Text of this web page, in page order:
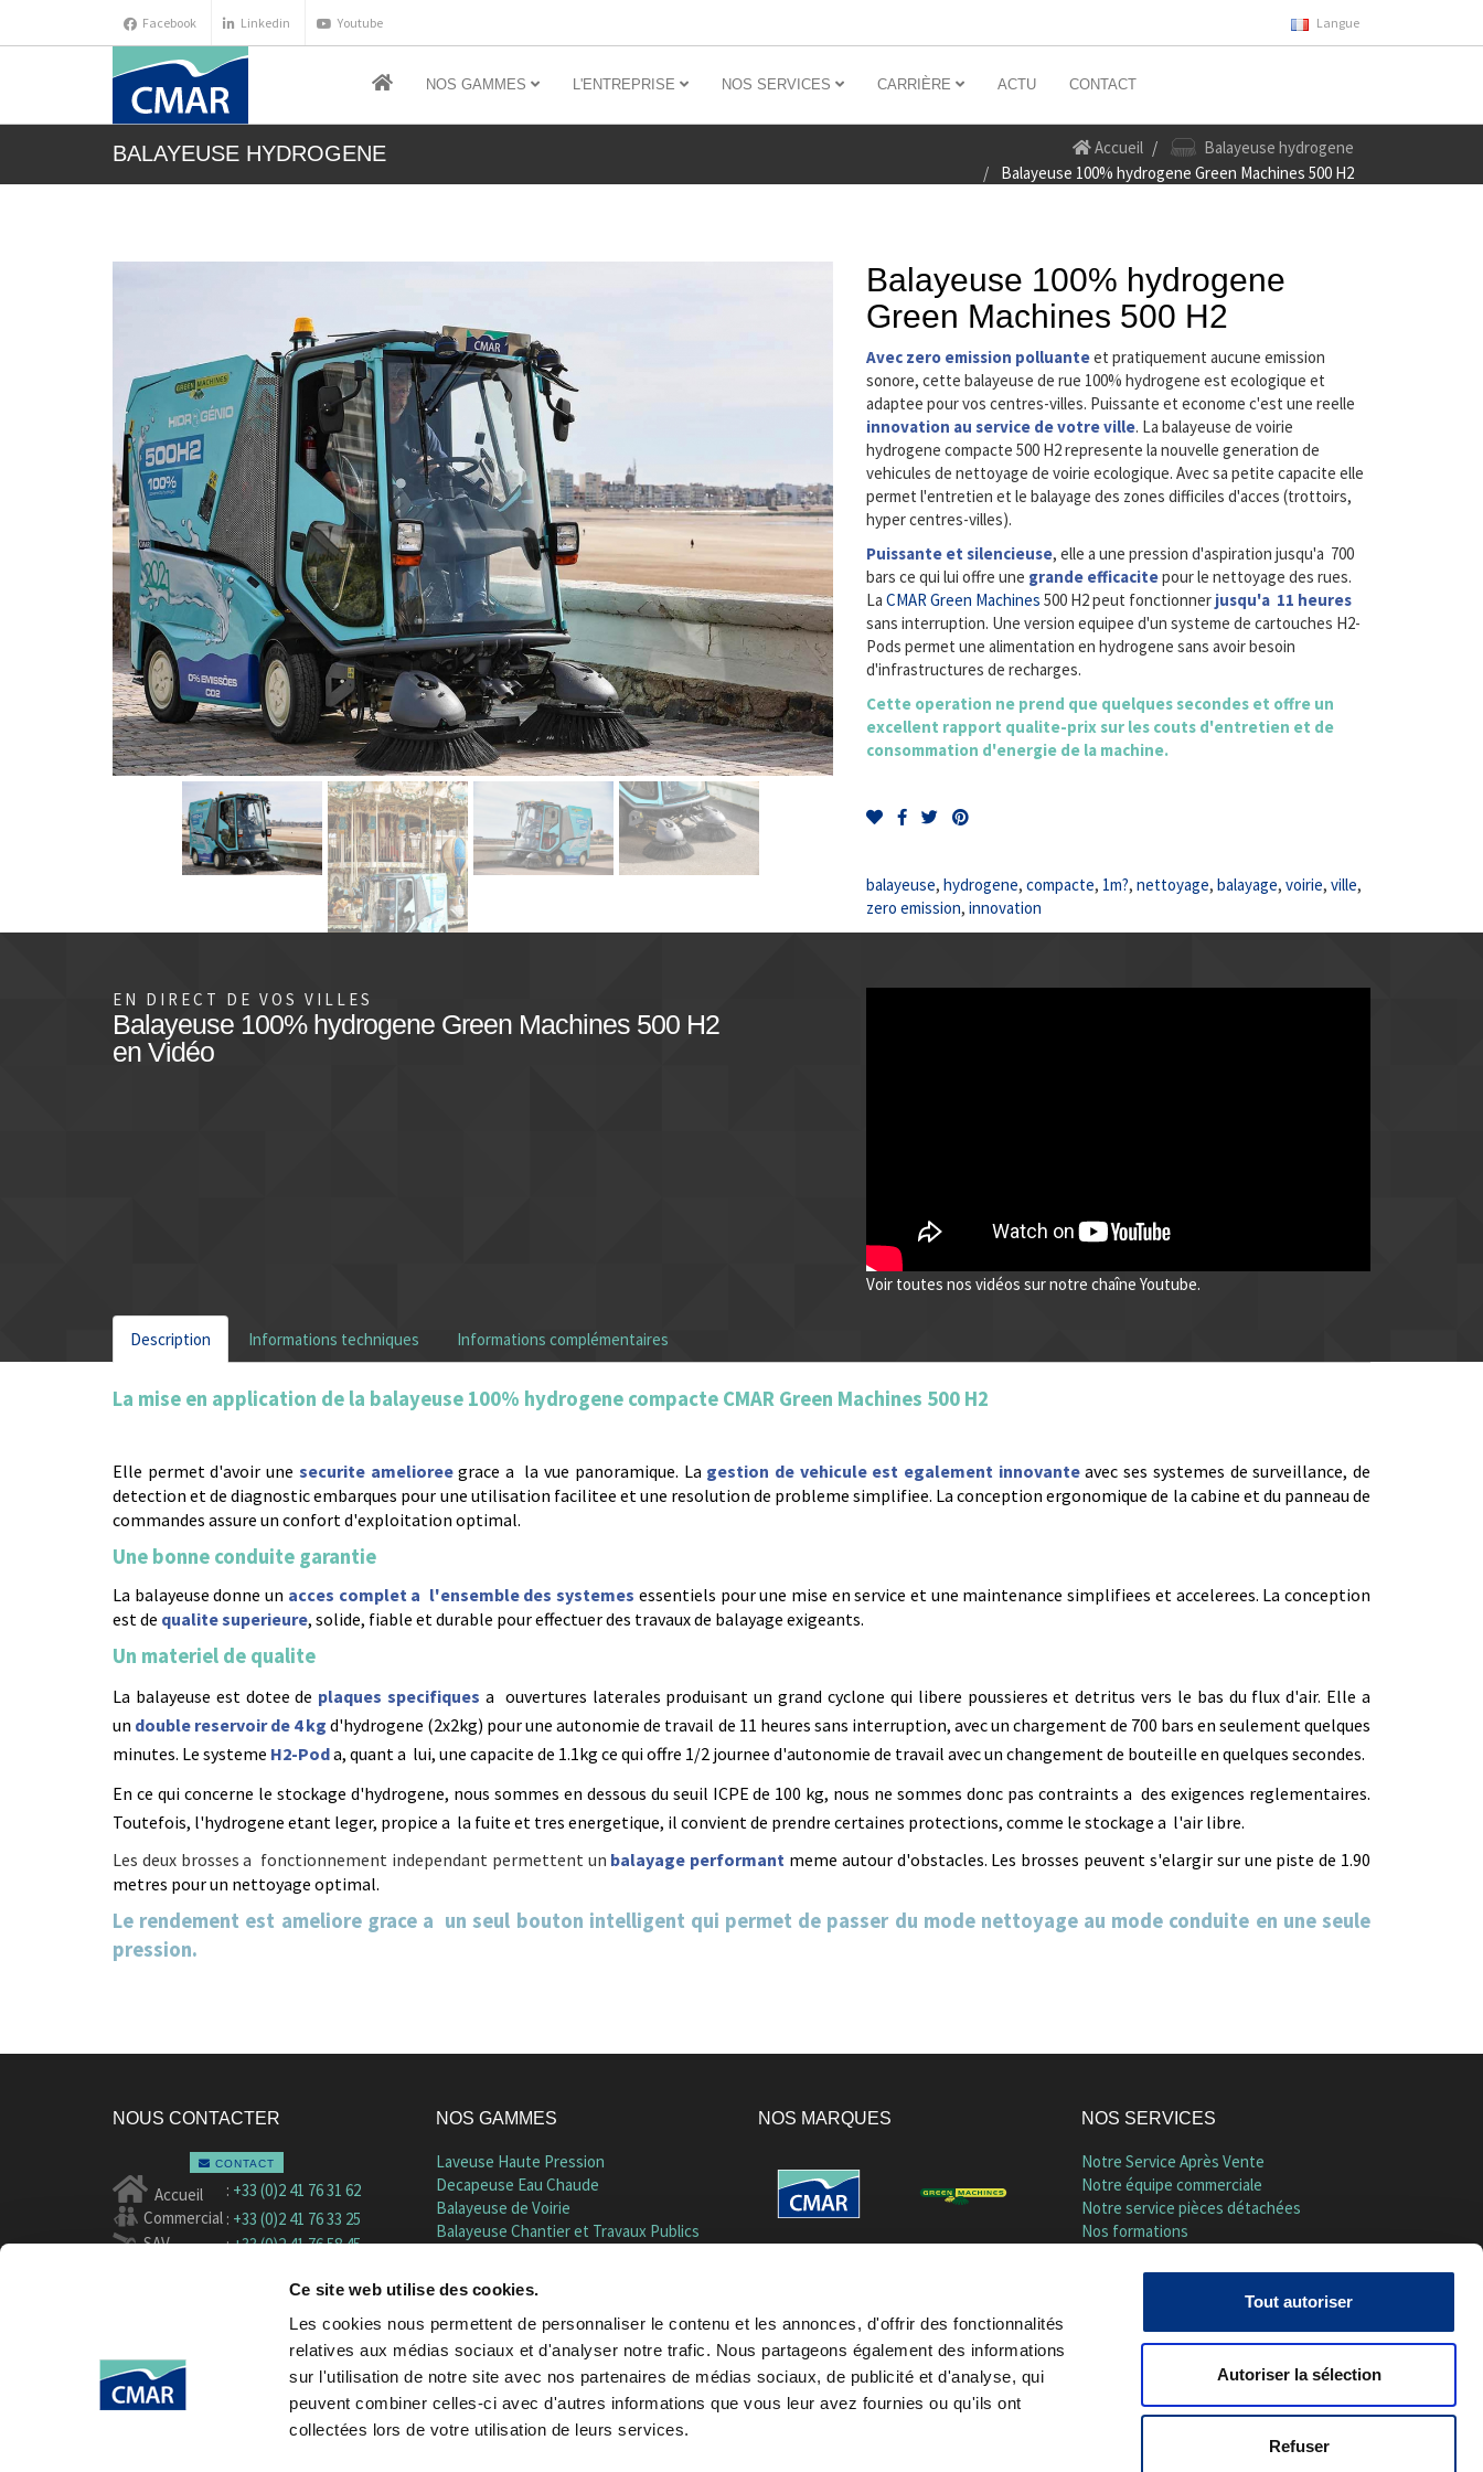
Ce site web utilise des cookies.
Les cookies nous permettent de personnaliser le contenu et les annonces, d'offrir des fonctionnalités
relatives aux médias sociaux et d'analyser notre trafic. Nous partageons également des informations
sur l'utilisation de notre site avec nos partenaires de médias sociaux, de publicité et d'analyse, qui
peuvent combiner celles-ci avec d'autres informations que vous leur avez fournies ou qu'ils ont
collectées lors de votre utilisation de leurs services.
Tout autoriser
Autoriser la sélection
Refuser
Facebook Linkedin Youtube Langue
NOS GAMMES L'ENTREPRISE NOS SERVICES CARRIÈRE ACTU CONTACT
BALAYEUSE HYDROGENE Accueil
Balayeuse hydrogene
Balayeuse 100% hydrogene Green Machines 500 H2
Balayeuse 100% hydrogene
Green Machines 500 H2
Avec zero emission polluanteet pratiquement aucune emission
sonore, cette balayeuse de rue 100% hydrogene est ecologique et
adaptee pour vos centres-villes. Puissante et econome c'est une reelle
innovation au service de votre ville. La balayeuse de voirie
hydrogene compacte 500 H2 represente la nouvelle generation de
vehicules de nettoyage de voirie ecologique. Avec sa petite capacite elle
permet l'entretien et le balayage des zones difficiles d'acces (trottoirs,
hyper centres-villes).
Puissante et silencieuse, elle a une pression d'aspiration jusqu'a 700
bars ce qui lui offre une grande efficacitepour le nettoyage des rues.
La CMARGreen Machines 500 H2 peut fonctionner jusqu'a 11 heures
sans interruption. Une version equipee d'un systeme de cartouches H2-
Pods permet une alimentation en hydrogene sans avoir besoin
d'infrastructures de recharges.
Cette operation ne prend que quelques secondes et offre un
excellent rapport qualite-prix sur les couts d'entretien et de
consommation d'energie de la machine.
balayeuse, hydrogene, compacte, 1m?, nettoyage, balayage, voirie, ville,
zero emission, innovation
EN DIRECT DE VOS VILLES
Balayeuse 100% hydrogene Green Machines 500 H2
en Vidéo
Voir toutes nos vidéos sur notre chaîne Youtube.
Description Informations techniques Informations complémentaires
La mise en application de la balayeuse 100% hydrogene compacte CMAR Green Machines 500 H2
Elle permet d'avoir une securite amelioreegrace a la vue panoramique. La gestion de vehicule est egalement innovanteavec ses systemes de surveillance, de
detection et de diagnostic embarques pour une utilisation facilitee et une resolution de probleme simplifiee. La conception ergonomique de la cabine et du panneau de
commandes assure un confort d'exploitation optimal.
Une bonne conduite garantie
La balayeuse donne un acces complet a l'ensemble des systemes essentiels pour une mise en service et une maintenance simplifiees et accelerees. La conception
est de qualite superieure, solide, fiable et durable pour effectuer des travaux de balayage exigeants.
Un materiel de qualite
La balayeuse est dotee de plaques specifiques a ouvertures laterales produisant un grand cyclone qui libere poussieres et detritus vers le bas du flux d'air. Elle a
un double reservoir de 4 kgd'hydrogene (2x2kg) pour une autonomie de travail de 11 heures sans interruption, avec un chargement de 700 bars en seulement quelques
minutes. Le systeme H2-Poda, quant a lui, une capacite de 1.1kg ce qui offre 1/2 journee d'autonomie de travail avec un changement de bouteille en quelques secondes.
En ce qui concerne le stockage d'hydrogene, nous sommes en dessous du seuil ICPE de 100 kg, nous ne sommes donc pas contraints a des exigences reglementaires.
Toutefois, l'hydrogene etant leger, propice a la fuite et tres energetique, il convient de prendre certaines protections, comme le stockage a l'air libre.
Les deux brosses a fonctionnement independant permettent un balayage performant meme autour d'obstacles. Les brosses peuvent s'elargir sur une piste de 1.90
metres pour un nettoyage optimal.
Le rendement est ameliore grace a un seul bouton intelligent qui permet de passer du mode nettoyage au mode conduite en une seule
pression.
NOUS CONTACTER
CONTACT
Accueil : +33 (0)2 41 76 31 62
Commercial : +33 (0)2 41 76 33 25
SAV
:+33 (0)2 41 76 58 45
49430 DURTAL - France
CMAR
CONSTRUCTION MECANIQUE
NOS GAMMES
Laveuse Haute Pression
Decapeuse Eau Chaude
Balayeuse de Voirie
Balayeuse Chantier et Travaux Publics
Vehicules Rail-Route
Deneigement et Desherbage
Vehicules Speciaux Sur Mesure
Applications Militaires
NOS MARQUES NOS SERVICES
Notre Service Après Vente
Notre équipe commerciale
Notre service pièces détachées
Nos formations
Nos dernières livraisons